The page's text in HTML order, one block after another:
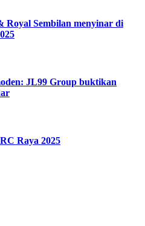
Royal Sembilan menyinar di
JL99 Group buktikan
Raya 2025